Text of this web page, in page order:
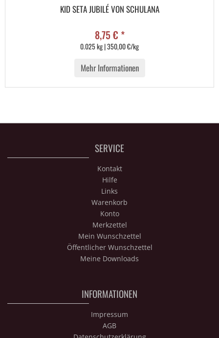
KID SETA JUBILÉ VON SCHULANA
8,75 € *
0.025 kg | 350,00 €/kg
Mehr Informationen
SERVICE
Kontakt
Hilfe
Links
Warenkorb
Konto
Merkzettel
Mein Wunschzettel
Öffentlicher Wunschzettel
Meine Downloads
INFORMATIONEN
Impressum
AGB